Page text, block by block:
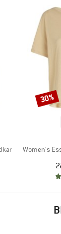
Artikel
Women's
Rabatt
30%